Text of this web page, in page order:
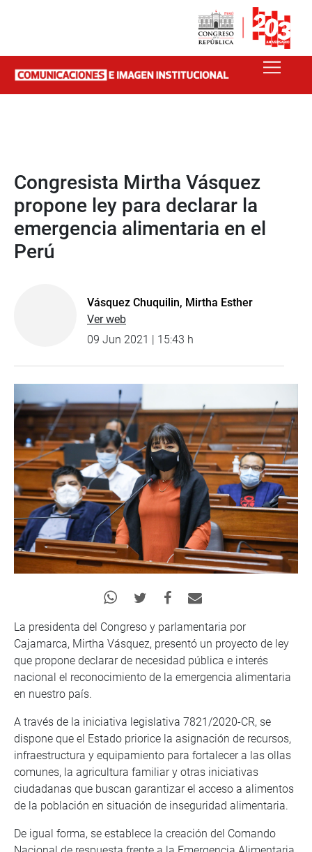
Congresista Mirtha Vásquez
propone ley para declarar la
emergencia alimentaria en el
Perú
Vásquez Chuquilin, Mirtha Esther
Ver web
09 Jun 2021 | 15:43 h
La presidenta del Congreso y parlamentaria por
Cajamarca, Mirtha Vásquez, presentó un proyecto de ley
que propone declarar de necesidad pública e interés
nacional el reconocimiento de la emergencia alimentaria
en nuestro país.
A través de la iniciativa legislativa 7821/2020-CR, se
dispone que el Estado priorice la asignación de recursos,
infraestructura y equipamiento para fortalecer a las ollas
comunes, la agricultura familiar y otras iniciativas
ciudadanas que buscan garantizar el acceso a alimentos
de la población en situación de inseguridad alimentaria.
De igual forma, se establece la creación del Comando